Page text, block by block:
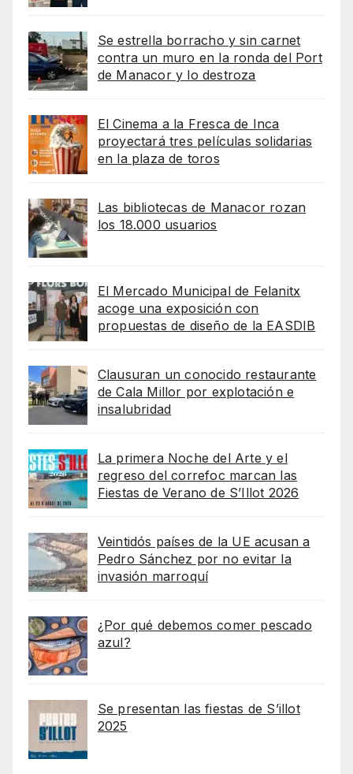
Se estrella borracho y sin carnet
contra un muro en la ronda del Port
de Manacor y lo destroza
El Cinema a la Fresca de Inca
proyectará tres películas solidarias
en la plaza de toros
Las bibliotecas de Manacor rozan
los 18.000 usuarios
El Mercado Municipal de Felanitx
acoge una exposición con
propuestas de diseño de la EASDIB
Clausuran un conocido restaurante
de Cala Millor por explotación e
insalubridad
La primera Noche del Arte y el
regreso del correfoc marcan las
Fiestas de Verano de S’Illot 2026
Veintidós países de la UE acusan a
Pedro Sánchez por no evitar la
invasión marroquí
¿Por qué debemos comer pescado
azul?
Se presentan las fiestas de S’illot
2025